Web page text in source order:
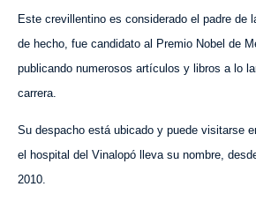
Este crevillentino es considerado el padre de
de hecho, fue candidato al Premio Nobel de
publicando numerosos artículos y libros a lo
carrera.
Su despacho está ubicado y puede visitarse
el hospital del Vinalopó lleva su nombre,
2010.